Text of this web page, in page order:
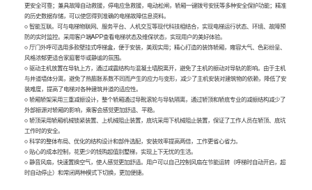
更安全可靠；兼具故障自动救援，停电应急救援，电动松闸，轿厢一键拨号安抚等多种安全保护功能；精准
的历史数据存储，可以使您得到准确的电梯故障信息资料。
○ 智能互联。可与电梯物联网、服务平台、人机交互等现代科技相结合，实现电梯运行状态、环境、故障预
防的实时监控。采用客户端APP查看电梯状态及维保状态，实现用户的美好体验。
○ 厅门外呼可选用多款壁挂式呼梯盒，便于安装，美观实用；精心打造的装饰轿厢，雍容大气、色彩纷呈、
风格浓郁更适合家庭奢华或静谧的氛围。
○ 驱动主机放置在导轨上方，通过减震结构与混凝土墙脱离开，避免了主机的振动对导轨的影响。由于主机
与井道墙体分离，避免了热膨胀系数不同而产生的应力与变形，减少了主机安装对建筑物的依赖，降低了安
装难度，提高了电梯对各种建筑井道的适应性。
○ 轿厢轿架采用三重减振设计，整个轿厢通过导靴滚轮与导轨隔离，通过轿顶和轿底专业的减振结构减少了
外部振源对轿厢的影响，乘客会感觉更加舒适、平稳。
○ 轿顶采用轿厢机械锁紧装置、上机械阻止装置，底坑采用下机械阻止装置，保证了工作人员在轿顶、底坑
工作时的安全。
○ 科学的整体布局、优化的结构设计和部件选配，安装效率提高两倍，工作更省心省力。
○ 贴心的成本控制，花更少的钱购超值别墅梯，实现上下无忧的生活。
○ 静音风扇，快速置换空气，使人感觉更加舒适。用户可以自己控制风扇在节能运转（呼梯时自动开启，超
时自动停止）和常闭两种模式下切换，更加便捷。